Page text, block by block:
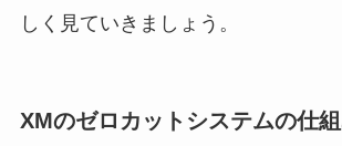
しく見ていきましょう。
XMのゼロカットシステムの仕